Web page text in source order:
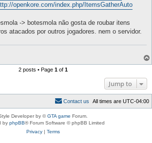
openkore.com/index.php/ItemsGatherAuto
-> botesmola não gosta de roubar itens
atacados por outros jogadores. nem o servidor.
2 posts • Page 1of 1
Jump to
All times are UTC-04:00
Contact us
Developer by ©GTA game Forum.
by phpBB® Forum Software © phpBB Limited
Privacy| Terms